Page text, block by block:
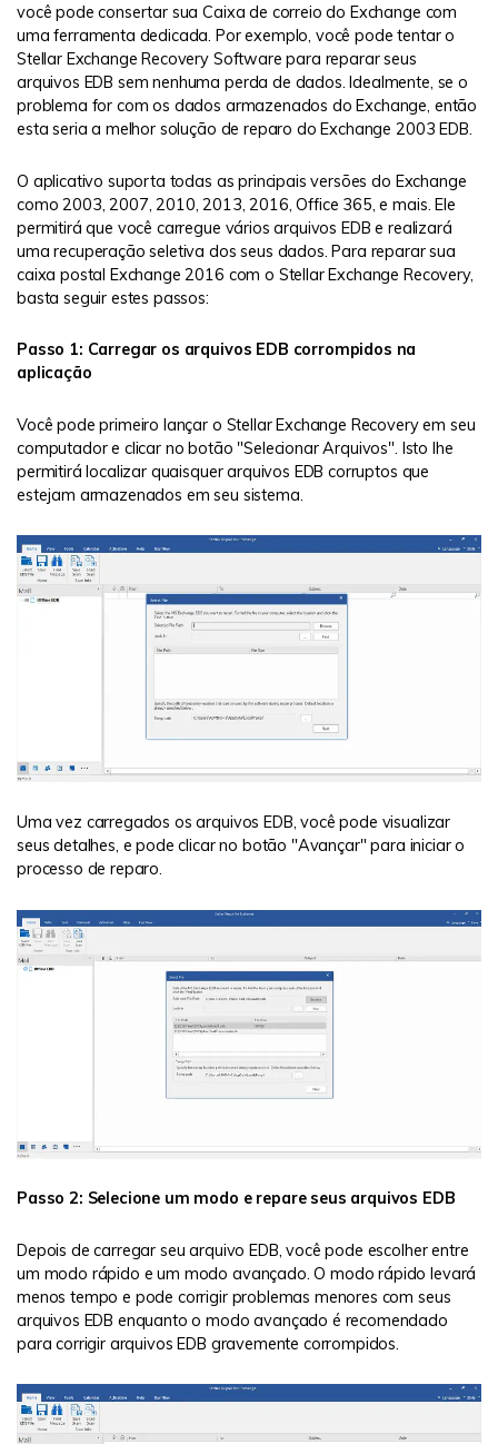
você pode consertar sua Caixa de correio do Exchange com
uma ferramenta dedicada. Por exemplo, você pode tentar o
Stellar Exchange Recovery Software para reparar seus
arquivos EDB sem nenhuma perda de dados. Idealmente, se o
problema for com os dados armazenados do Exchange, então
esta seria a melhor solução de reparo do Exchange 2003 EDB.
O aplicativo suporta todas as principais versões do Exchange
como 2003, 2007, 2010, 2013, 2016, Office 365, e mais. Ele
permitirá que você carregue vários arquivos EDB e realizará
uma recuperação seletiva dos seus dados. Para reparar sua
caixa postal Exchange 2016 com o Stellar Exchange Recovery,
basta seguir estes passos:
Passo 1: Carregar os arquivos EDB corrompidos na
aplicação
Você pode primeiro lançar o Stellar Exchange Recovery em seu
computador e clicar no botão "Selecionar Arquivos". Isto lhe
permitirá localizar quaisquer arquivos EDB corruptos que
estejam armazenados em seu sistema.
Uma vez carregados os arquivos EDB, você pode visualizar
seus detalhes, e pode clicar no botão "Avançar" para iniciar o
processo de reparo.
Passo 2: Selecione um modo e repare seus arquivos EDB
Depois de carregar seu arquivo EDB, você pode escolher entre
um modo rápido e um modo avançado. O modo rápido levará
menos tempo e pode corrigir problemas menores com seus
arquivos EDB enquanto o modo avançado é recomendado
para corrigir arquivos EDB gravemente corrompidos.